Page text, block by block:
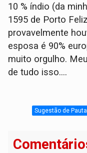
10 % índio (da
1595 de Porto
provavelmente
esposa é 90%
muito orgulho.
de tudo isso....
Sugestão de Pauta